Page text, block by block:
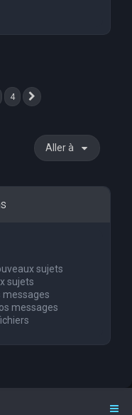
4
Aller à
sujets
sujets
messages
messages